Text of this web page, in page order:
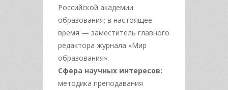
Российской академии
образования; в настоящее
время — заместитель главного
редактора журнала «Мир
образования».
Сфера научных интересов:
методика преподавания